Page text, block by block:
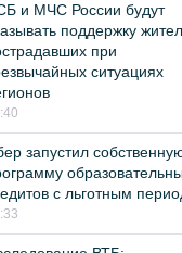
и МЧС России будут
поддержку
при
ситуациях
запустил
с льготным